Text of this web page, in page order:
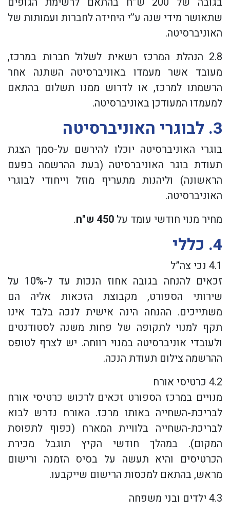
שתאושר מידי שנה ע’’י היחידה לחברות ועמותות של
האוניברסיטה.
2.8 הנהלת המרכז רשאית לשלול חברות במרכז,
מעובד אשר מעמדו באוניברסיטה השתנה אחר
הרשמתו למרכז, או לדרוש ממנו תשלום בהתאם
למעמדו המעודכן באוניברסיטה.
3. לבוגרי האוניברסיטה
בוגרי האוניברסיטה יוכלו להירשם על-סמך הצגת
תעודת בוגר האוניברסיטה (בעת ההרשמה בפעם
הראשונה) וליהנות מתעריף מוזל וייחודי לבוגרי
האוניברסיטה.
מחיר מנוי חודשי עומד על 450 ש"ח .
4. כללי
4.1 נכי צה”ל
זכאים להנחה בגובה אחוז הנכות עד ל-10% על
שירותי הספורט, מקבוצת הזכאות אליה הם
משתייכים. ההנחה הינה אישית לנכה בלבד אינו
תקף למנוי לתקופה של פחות משנה לסטודנטים
ולעובדי אוניברסיטה במנוי רווחה. יש לצרף לטופס
ההרשמה צילום תעודת הנכה.
4.2 כרטיסי אורח
מנויים במרכז הספורט זכאים לרכוש כרטיסי אורח
לבריכת-השחייה באותו מרכז. האורח נדרש לבוא
לבריכת-השחייה בלוויית המארח (כפוף לתפוסת
המקום). במהלך חודשי הקיץ תוגבל מכירת
הכרטיסים והיא תעשה על בסיס הזמנה ורישום
מראש, בהתאם למכסות הרישום שייקבעו.
4.3 ילדים ובני משפחה